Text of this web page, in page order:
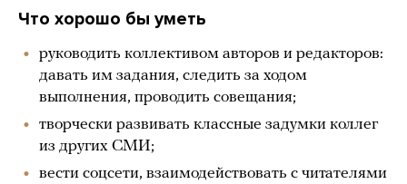
Что хорошо бы уметь
руководить коллективом авторов и редакторов:
давать им задания, следить за ходом
выполнения, проводить совещания;
творчески развивать классные задумки коллег
из других СМИ;
вести соцсети, взаимодействовать с читателями